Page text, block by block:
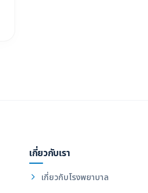
เกี่ยวกับเรา
เกี่ยวกับโรงพยาบาล